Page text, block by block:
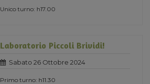
Unico turno: h17.00
Laboratorio Piccoli Brividi!
Sabato 26 Ottobre 2024
Primo turno: h11.30